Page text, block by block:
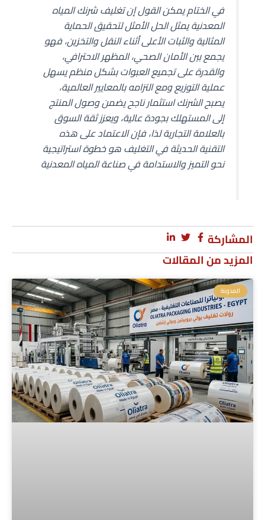
في الختام يمكن القول إن تغليف شرنك المياه
المعدنية يمثل الحل الأمثل لتحقيق الحماية
المثالية والثبات الأعلى أثناء النقل والتخزين، فهو
يجمع بين الأمان الصحي، المظهر الاحترافي،
والقدرة على تجميع العبوات بشكل منظم يسهل
عملية التوزيع ومع التزامه بالمعايير العالمية،
يصبح الشرنك استثمار ناجح يضمن وصول المنتج
إلى المستهلك بجودة عالية، ويعزز ثقة السوق
بالعلامة التجارية لذا، فإن الاعتماد على هذه
التقنية الحديثة في التغليف هو خطوة استراتيجية
نحو التميز والاستدامة في صناعة المياه المعدنية
المشاركة
المزيد من المقالات
المدونة